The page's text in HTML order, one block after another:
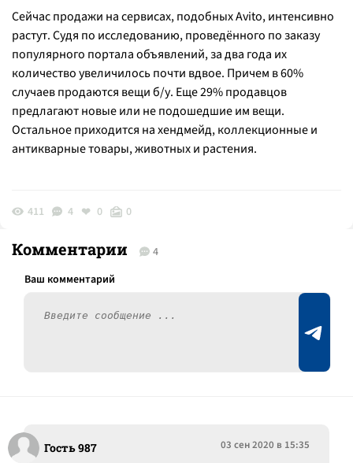
Сейчас продажи на сервисах, подобных Avito, интенсивно
растут. Судя по исследованию, проведённого по заказу
популярного портала объявлений, за два года их
количество увеличилось почти вдвое. Причем в 60%
случаев продаются вещи б/у. Еще 29% продавцов
предлагают новые или не подошедшие им вещи.
Остальное приходится на хендмейд, коллекционные и
антикварные товары, животных и растения.
411 4 0 0
Комментарии 4
Гость 987 03 сен 2020 в 15:35